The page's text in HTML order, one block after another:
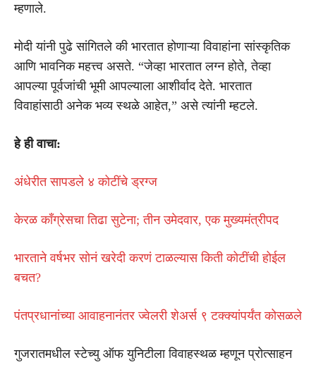
म्हणाले.
मोदी यांनी पुढे सांगितले की भारतात होणाऱ्या विवाहांना सांस्कृतिक
आणि भावनिक महत्त्व असते. “जेव्हा भारतात लग्न होते, तेव्हा
आपल्या पूर्वजांची भूमी आपल्याला आशीर्वाद देते. भारतात
विवाहांसाठी अनेक भव्य स्थळे आहेत,” असे त्यांनी म्हटले.
हे ही वाचा:
अंधेरीत सापडले ४ कोटींचे ड्रग्ज
केरळ काँग्रेसचा तिढा सुटेना; तीन उमेदवार, एक मुख्यमंत्रीपद
भारताने वर्षभर सोनं खरेदी करणं टाळल्यास किती कोटींची होईल
बचत?
पंतप्रधानांच्या आवाहनानंतर ज्वेलरी शेअर्स ९ टक्क्यांपर्यंत कोसळले
गुजरातमधील स्टेच्यु ऑफ युनिटीला विवाहस्थळ म्हणून प्रोत्साहन